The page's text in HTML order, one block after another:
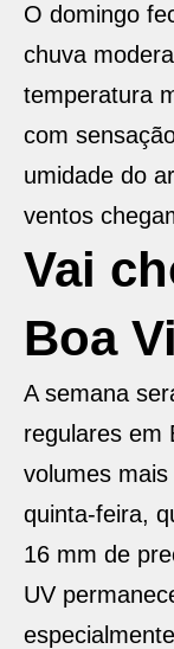
O domingo
chuva
temperatura
com
umidade do
ventos
Vai
Boa
A semana
regulares em
volumes
quinta-feira,
16 mm de
UV